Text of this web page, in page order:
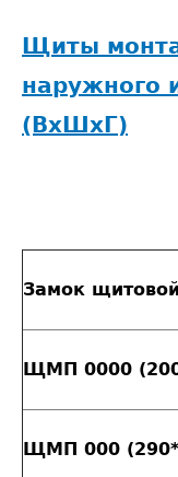
здесь
Щиты
наружного
(ВxШxГ)
Замок
ЩМП 0000
ЩМП 000